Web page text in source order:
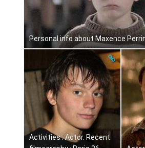
Personal info about Maxence
Activities : Actor. Recent